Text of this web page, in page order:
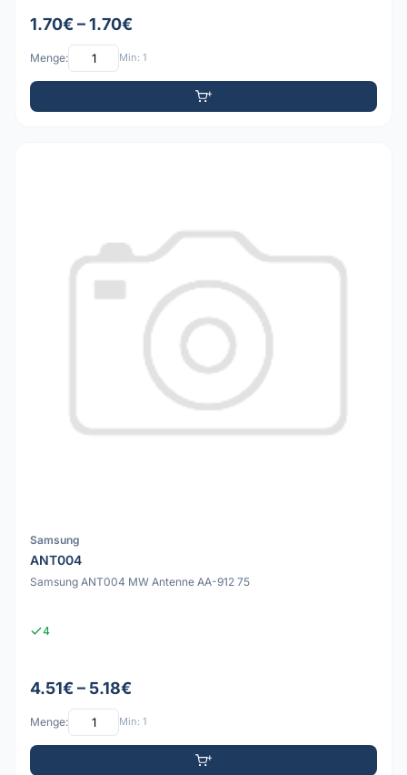
1.70€ – 1.70€
Menge: Min: 1
Samsung
ANT004
Samsung ANT004 MW Antenne AA-912 75
4
4.51€ – 5.18€
Menge: Min: 1